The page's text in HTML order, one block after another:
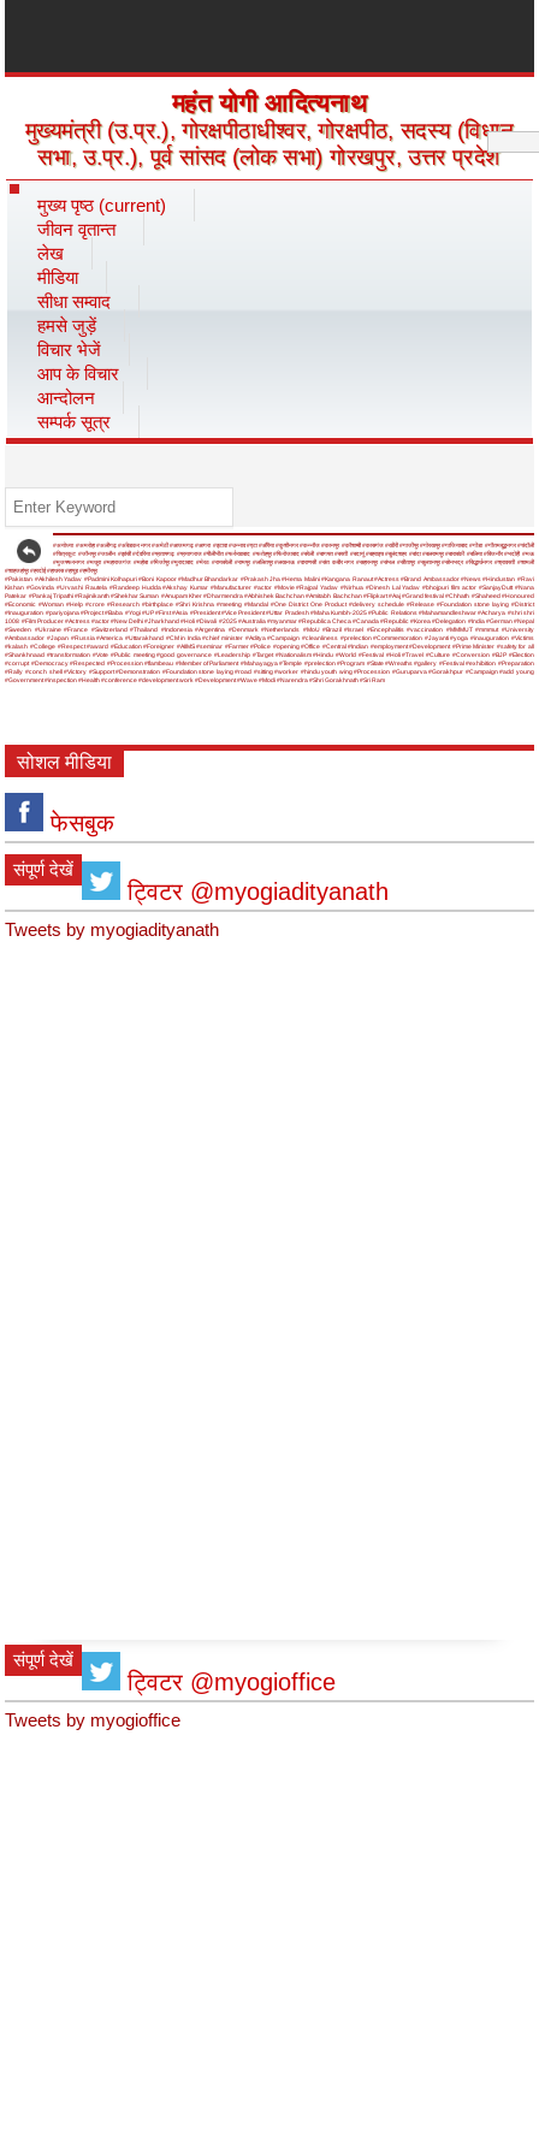
महंत योगी आदित्यनाथ
मुख्यमंत्री (उ.प्र.), गोरक्षपीठाधीश्वर, गोरक्षपीठ, सदस्य (विधान
सभा, उ.प्र.), पूर्व सांसद (लोक सभा) गोरखपुर, उत्तर प्रदेश
मुख्य पृष्ठ (current)
जीवन वृतान्त
लेख
मीडिया
सीधा सम्वाद
हमसे जुड़ें
विचार भेजें
आप के विचार
आन्दोलन
सम्पर्क सूत्र
#अयोध्या #अमरोहा #अलीगढ़ #अंबेडकर नगर#अमेठी #आजमगढ़ #आगरा #इटावा #उन्नाव#एटा#औरैया#कुशीनगर #कन्नौज #कानपुर #कौशाम्बी #कासगंज #खीरी#गाजीपुर#गोरखपुर #गाजियाबाद #गोंडा #गौतमबुद्धनगर #चंदौली
#चित्रकूट #जौनपुर #जालौन #झांसी #देवरिया #प्रतापगढ़ #प्रयागराज #पीलीभीत #फर्रुखाबाद #फतेहपुर #फिरोजाबाद #बरेली #बागपत #बस्ती #बदायूं #बहराइच #बुलंदशहर #बांदा #बलरामपुर #बाराबंकी #बलिया #बिजनौर #भदोही #मऊ
#मुजफ्फरनगर #मथुरा #महाराजगंज #महोबा #मिर्जापुर #मुरादाबाद #मेरठ #रायबरेली #रामपुर #ललितपुर #लखनऊ #वाराणसी #संत कबीर नगर #सहारनपुर #संभल #सीतापुर #सुल्तानपुर #सोनभद्र#सिद्धार्थनगर #श्रावस्ती #शामली
#शाहजहांपुर #हरदोई #हाथरस#हापुड़ #हमीरपुर
#Pakistan #Akhilesh Yadav #Padmini Kolhapuri #Boni Kapoor #Madhur Bhandarkar #Prakash Jha #Hema Malini #Kangana Ranaut #Actress #Brand Ambassador #News #Hindustan #Ravi
Kishan #Govinda #Urvashi Rautela #Randeep Hudda #Akshay Kumar #Manufacturer #actor #Movie #Rajpal Yadav #Nirhua #Dinesh Lal Yadav #bhojpuri film actor #SanjayDutt #Nana
Patekar #Pankaj Tripathi#Rajinikanth#Shekhar Suman #Anupam Kher #Dharmendra#Abhishek Bachchan #Amitabh Bachchan #Flipkart#Aaj#Grand festival #Chhath #Shaheed #Honoured
#Economic #Woman #Help #crore #Research #birthplace #Shri Krishna #meeting #Mandal #One District One Product #delivery schedule #Release #Foundation stone laying #District
#Inauguration #pariyojana #Project #Baba #Yogi #UP #First #Asia #President #Vice President #Uttar Pradesh #Maha Kumbh-2025 #Public Relations #Mahamandleshwar #Acharya #shri shri
1008 #Film Producer #Actress #actor#New Delhi #Jharkhand #Holi #Diwali #2025 #Australia #myanmar #Republica Checa#Canada #Republic #Korea #Delegation #India #German #Nepal
#Sweden #Ukraine #France #Switzerland #Thailand #Indonesia #Argentina #Denmark #Netherlands #MoU #Brazil #Israel #Encephalitis #vaccination #MMMUT #mmmut #University
#Ambassador #Japan #Russia #America #Uttarakhand #CM in India #chief minister #Aditya #Campaign #cleanliness #prelection #Commemoration #Jayanti #yoga #inauguration #Victims
#kalash #College #Respect #award #Education #Foreigner #AIIMS #seminar #Farmer #Police #opening #Office #Central #Indian #employment #Development #Prime Minister #safety for all
#Shankhnaad #transformation #Vote #Public meeting #good governance #Leadership #Target #Nationalism #Hindu #World #Festival #Holi #Travel #Culture #Conversion #BJP #Election
#corrupt #Democracy #Respected #Procession #flambeau #Member of Parliament #Mahayagya #Temple #prelection #Program #State #Wreaths #gallery #Festival #exhibition #Preparation
#Rally #conch shell #Victory #Support #Demonstration #Foundation stone laying #road #sitting #worker #hindu youth wing #Procession #Guruparva #Gorakhpur #Campaign #add young
#Government#inspection #Health #conference #development work #Development#Wave #Modi #Narendra #Shri Gorakhnath #Sri Ram
सोशल मीडिया
फेसबुक
संपूर्ण देखें
ट्विटर @myogiadityanath
Tweets by myogiadityanath
संपूर्ण देखें
ट्विटर @myogioffice
Tweets by myogioffice